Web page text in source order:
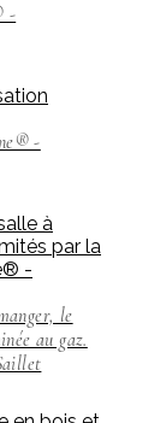
-
-
le
au gaz.